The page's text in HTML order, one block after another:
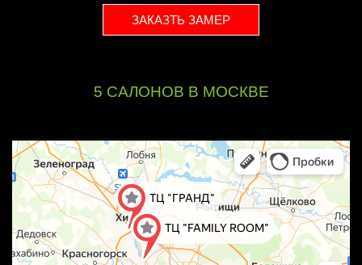
ЗАКАЗТЬ ЗАМЕР
5 CАЛОНОВ В МОСКВЕ